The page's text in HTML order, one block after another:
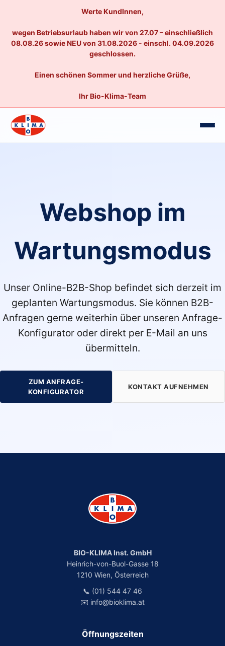
Werte KundInnen,
wegen Betriebsurlaub haben wir von 27.07 – einschließlich
08.08.26 sowie NEU von 31.08.2026 - einschl. 04.09.2026
geschlossen.
Einen schönen Sommer und herzliche Grüße,
Ihr Bio-Klima-Team
Webshop im
Wartungsmodus
Unser Online-B2B-Shop befindet sich derzeit im
geplanten Wartungsmodus. Sie können B2B-
Anfragen gerne weiterhin über unseren Anfrage-
Konfigurator oder direkt per E-Mail an uns
übermitteln.
ZUM ANFRAGE-
KONFIGURATOR
KONTAKT AUFNEHMEN
BIO-KLIMA Inst. GmbH
Heinrich-von-Buol-Gasse 18
1210 Wien, Österreich
📞 (01) 544 47 46
✉️ info@bioklima.at
Öffnungszeiten